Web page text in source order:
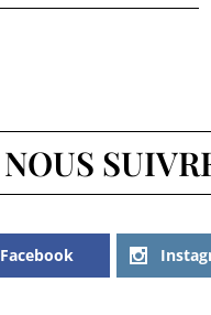
NOUS
Facebook